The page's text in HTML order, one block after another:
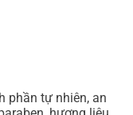
phần tự nhiên, an